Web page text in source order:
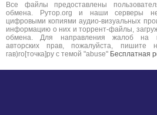
Все файлы предоставлены
обмена. Рутор.org и наши серверы не
цифровыми копиями аудио-визуальных
информацию о них и торрент-файлы,
обмена. Для направления жалоб на
авторских прав, пожалуйста, пишите
гав)ro[точка]ру с темой "abuse" Бесплатная